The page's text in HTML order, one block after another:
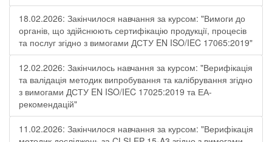
18.02.2026: Закінчилося навчання за курсом: "Вимоги до
органів, що здійснюють сертифікацію продукції, процесів
та послуг згідно з вимогами ДСТУ EN ISO/IEC 17065:2019"
12.02.2026: Закінчилось навчання за курсом: "Верифікація
та валідація методик випробування та калібрування згідно
з вимогами ДСТУ EN ISO/IEC 17025:2019 та ЕА-
рекомендацій"
11.02.2026: Закінчилося навчання за курсом: "Верифікація